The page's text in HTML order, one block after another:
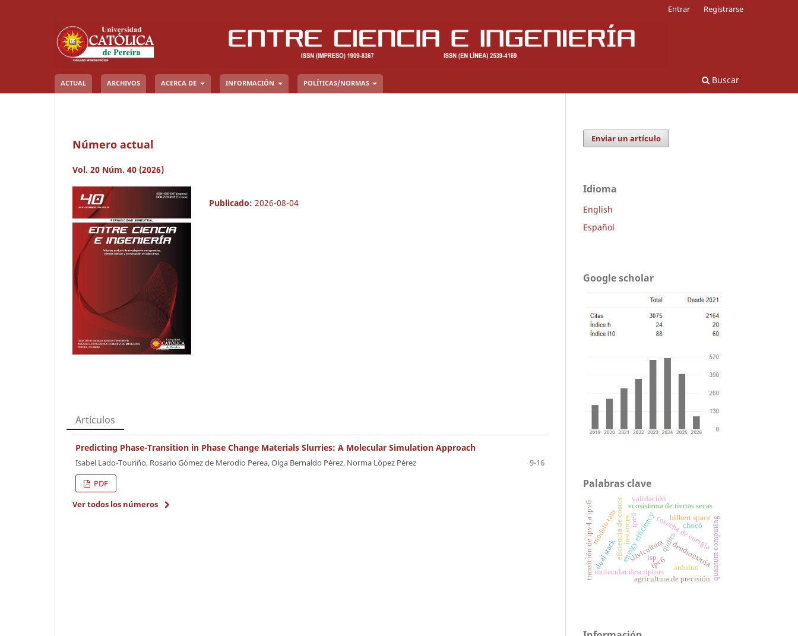
ACTUAL ARCHIVOS ACERCA DE INFORMACIÓN POLÍTICAS/NORMAS Buscar
Entrar Registrarse
Número actual
Vol. 20 Núm. 40 (2026)
Publicado: 2026-08-04
Artículos
Predicting Phase-Transition in Phase Change Materials Slurries: A Molecular Simulation Approach
Isabel Lado-Touriño, Rosario Gómez de Merodio Perea, Olga Bernaldo Pérez, Norma López Pérez
9-16
¨PDF
Ver todos los números
Enviar un artículo
Idioma
English
Español
Google scholar
Palabras clave
cosecha de energía
ipv6
ipv4
energy efficiency
molecular descriptors
agricultura de precisión
eficiencia de costos quantum computing
qudits
hilbert space
dendrometría
ecosistema de tierras secas
silvicultura
instances
dual stack isp
transición de ipv4 a ipv6 chocó
validación
arduino
modelo tam